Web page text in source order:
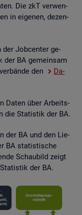
Die zkT ver­wen­
in ei­ge­nen, de­zen­
der Job­cen­ter ge­
der BA ge­mein­sam
den
Da­
Daten über Ar­beits­
die Sta­tis­tik der BA.
der BA und den Lie­
BA sta­tis­ti­sche
Schau­bild zeigt
der BA.